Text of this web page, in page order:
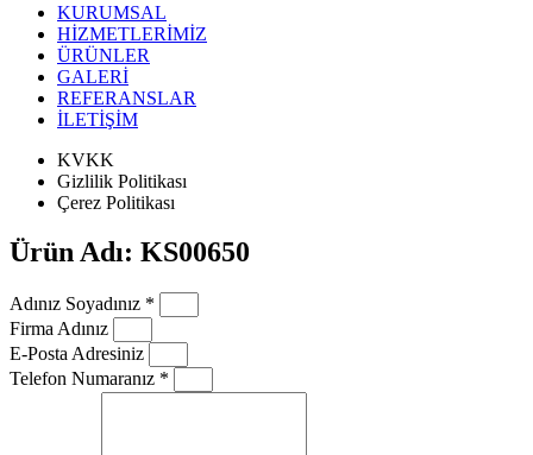
KURUMSAL
HİZMETLERİMİZ
ÜRÜNLER
GALERİ
REFERANSLAR
İLETİŞİM
KVKK
Gizlilik Politikası
Çerez Politikası
Ürün Adı: KS00650
Adınız Soyadınız *
Firma Adınız
E-Posta Adresiniz
Telefon Numaranız *